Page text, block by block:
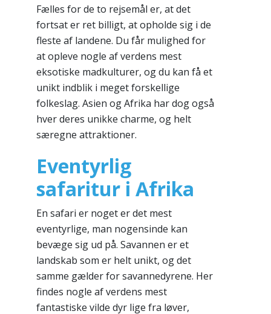
Fælles for de to rejsemål er, at det
fortsat er ret billigt, at opholde sig i de
fleste af landene. Du får mulighed for
at opleve nogle af verdens mest
eksotiske madkulturer, og du kan få et
unikt indblik i meget forskellige
folkeslag. Asien og Afrika har dog også
hver deres unikke charme, og helt
særegne attraktioner.
Eventyrlig
safaritur i Afrika
En safari er noget er det mest
eventyrlige, man nogensinde kan
bevæge sig ud på. Savannen er et
landskab som er helt unikt, og det
samme gælder for savannedyrene. Her
findes nogle af verdens mest
fantastiske vilde dyr lige fra løver,